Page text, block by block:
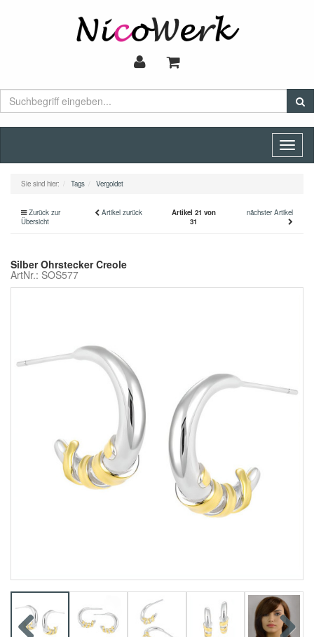
Sie sind hier: Tags Vergoldet
Zurück zur
Übersicht
Artikel zurück
Artikel 21 von
31
nächster Artikel
Silber Ohrstecker Creole
ArtNr.: SOS577